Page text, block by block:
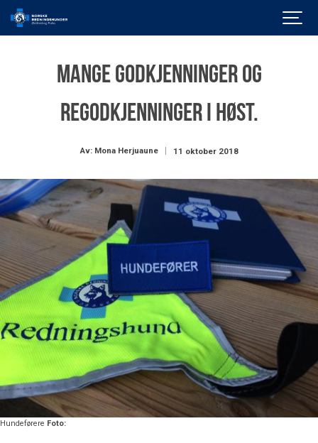
Mange godkjenninger og
regodkjenninger i høst.
Av: Mona Herjuaune 11 oktober 2018
Hundeførere Foto: